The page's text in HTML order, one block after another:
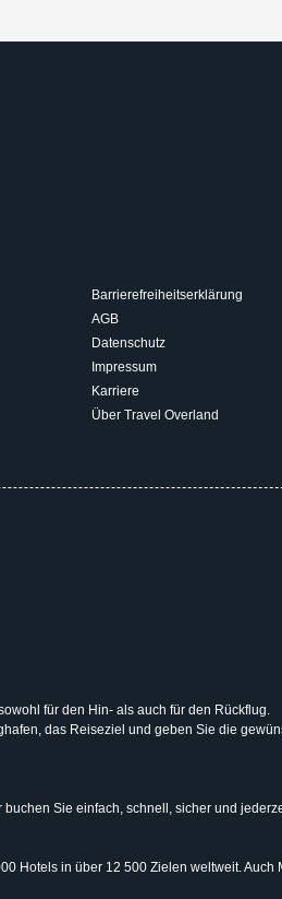
Barrierefreiheitserklärung
AGB
Datenschutz
Impressum
Karriere
Über Travel Overland
für den Hin- als auch für den Rückflug.
das Reiseziel und geben Sie die
Sie einfach, schnell, sicher und
Hotels in über 12 500 Zielen weltweit. Auch